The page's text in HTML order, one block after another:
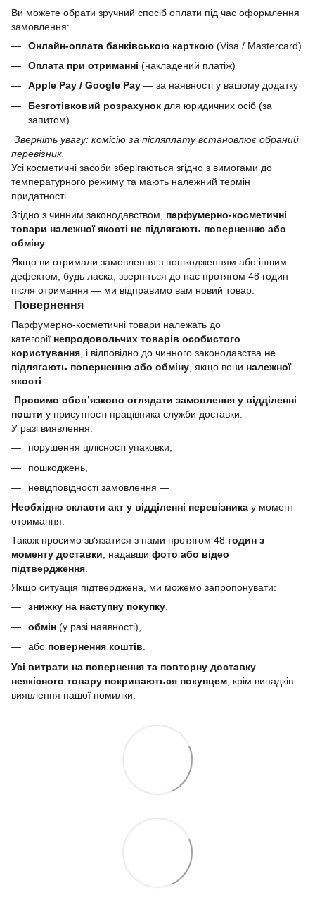
Ви можете обрати зручний спосіб оплати під час оформлення
замовлення:
Онлайн-оплата банківською карткою (Visa / Mastercard)
Оплата при отриманні (накладений платіж)
Apple Pay / Google Pay — за наявності у вашому додатку
Безготівковий розрахунок для юридичних осіб (за
запитом)
Зверніть увагу: комісію за післяплату встановлює обраний
перевізник.
Усі косметичні засоби зберігаються згідно з вимогами до
температурного режиму та мають належний термін
придатності.
Згідно з чинним законодавством, парфумерно-косметичні
товари належної якості не підлягають поверненню або
обміну.
Якщо ви отримали замовлення з пошкодженням або іншим
дефектом, будь ласка, зверніться до нас протягом 48 годин
після отримання — ми відправимо вам новий товар.
Повернення
Парфумерно-косметичні товари належать до
категорії непродовольчих товарів особистого
користування, і відповідно до чинного законодавства не
підлягають поверненню або обміну, якщо вони належної
якості.
Просимо обов’язково оглядати замовлення у відділенні
пошти у присутності працівника служби доставки.
У разі виявлення:
порушення цілісності упаковки,
пошкоджень,
невідповідності замовлення —
Необхідно скласти акт у відділенні перевізника у момент
отримання.
Також просимо зв’язатися з нами протягом 48 годин з
моменту доставки, надавши фото або відео
підтвердження.
Якщо ситуація підтверджена, ми можемо запропонувати:
знижку на наступну покупку,
обмін (у разі наявності),
або повернення коштів.
Усі витрати на повернення та повторну доставку
неякісного товару покриваються покупцем , крім випадків
виявлення нашої помилки.